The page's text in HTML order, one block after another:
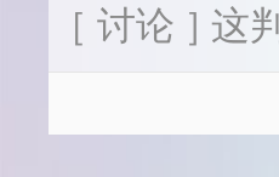
[ 讨论 ] 这